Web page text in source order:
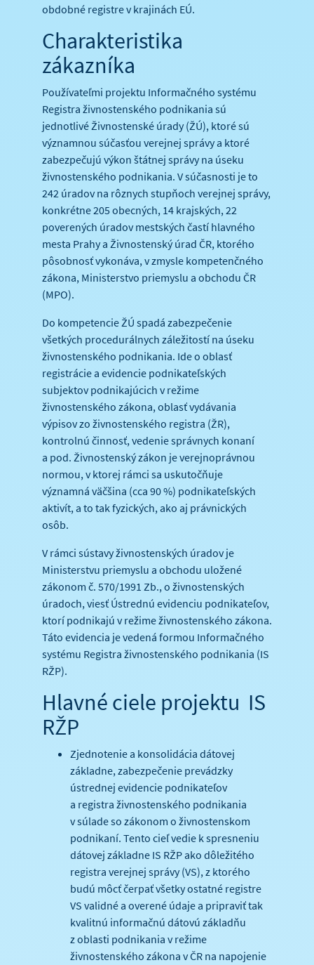
obdobné registre v krajinách EÚ.
Charakteristika
zákazníka
Používateľmi projektu Informačného systému
Registra živnostenského podnikania sú
jednotlivé Živnostenské úrady (ŽÚ), ktoré sú
významnou súčasťou verejnej správy a ktoré
zabezpečujú výkon štátnej správy na úseku
živnostenského podnikania. V súčasnosti je to
242 úradov na rôznych stupňoch verejnej správy,
konkrétne 205 obecných, 14 krajských, 22
poverených úradov mestských častí hlavného
mesta Prahy a Živnostenský úrad ČR, ktorého
pôsobnosť vykonáva, v zmysle kompetenčného
zákona, Ministerstvo priemyslu a obchodu ČR
(MPO).
Do kompetencie ŽÚ spadá zabezpečenie
všetkých procedurálnych záležitostí na úseku
živnostenského podnikania. Ide o oblasť
registrácie a evidencie podnikateľských
subjektov podnikajúcich v režime
živnostenského zákona, oblasť vydávania
výpisov zo živnostenského registra (ŽR),
kontrolnú činnosť, vedenie správnych konaní
a pod. Živnostenský zákon je verejnoprávnou
normou, v ktorej rámci sa uskutočňuje
významná väčšina (cca 90 %) podnikateľských
aktivít, a to tak fyzických, ako aj právnických
osôb.
V rámci sústavy živnostenských úradov je
Ministerstvu priemyslu a obchodu uložené
zákonom č. 570/1991 Zb., o živnostenských
úradoch, viesť Ústrednú evidenciu podnikateľov,
ktorí podnikajú v režime živnostenského zákona.
Táto evidencia je vedená formou Informačného
systému Registra živnostenského podnikania (IS
RŽP).
Hlavné ciele projektu IS
RŽP
Zjednotenie a konsolidácia dátovej
základne, zabezpečenie prevádzky
ústrednej evidencie podnikateľov
a registra živnostenského podnikania
v súlade so zákonom o živnostenskom
podnikaní. Tento cieľ vedie k spresneniu
dátovej základne IS RŽP ako dôležitého
registra verejnej správy (VS), z ktorého
budú môcť čerpať všetky ostatné registre
VS validné a overené údaje a pripraviť tak
kvalitnú informačnú dátovú základňu
z oblasti podnikania v režime
živnostenského zákona v ČR na napojenie